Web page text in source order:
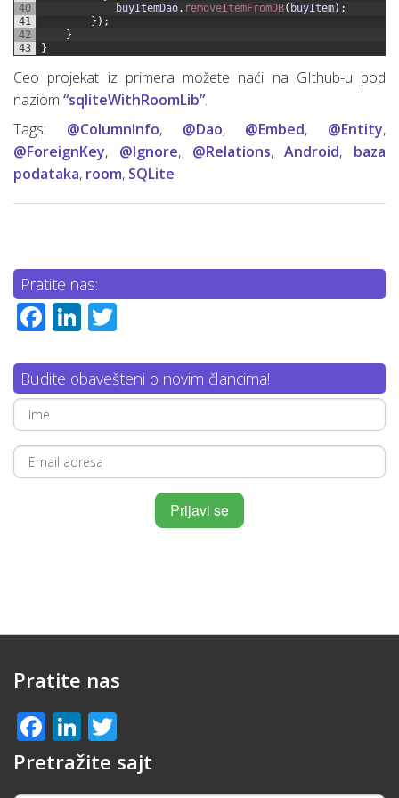
40
41
42
43
buyItemDao. removeItemFromDB( buyItem) ;
} ) ;
}
}
Ceo projekat iz primera možete naći na GIthub-u pod
naziom “sqliteWithRoomLib”.
Tags: @ColumnInfo, @Dao, @Embed, @Entity,
@ForeignKey, @Ignore, @Relations,Android, baza
podataka, room, SQLite
Pratite nas:
Facebook
LinkedIn
Budite obavešteni o novim člancima!
Pratite nas
Facebook
LinkedIn
Pretražite sajt